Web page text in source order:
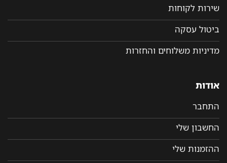
שירות לקוחות
ביטול עסקה
מדיניות משלוחים והחזרות
אודות
התחבר
החשבון שלי
ההזמנות שלי